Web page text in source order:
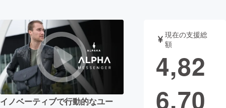
テクノロジー・ガジェット
映像・映画 書籍・雑誌
ビジネス・起業 チャレンジ
イノベーティブで行動的なユー
現在の支援総
額
4,82
6,70